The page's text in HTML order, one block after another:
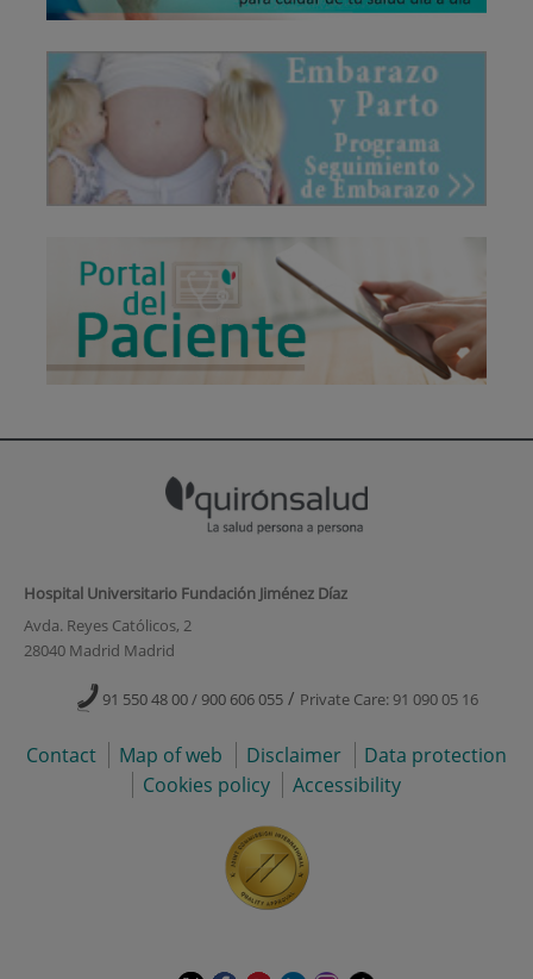
Hospital Universitario Fundación Jiménez Díaz
Avda. Reyes Católicos, 2
28040 Madrid Madrid
91 550 48 00 / 900 606 055 / Private Care: 91 090 05 16
Contact Map of web Disclaimer
Data protection
Cookies policy
Accessibility